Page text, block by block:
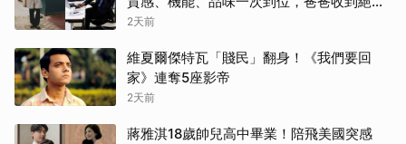
天天用
2天前
維夏爾傑特瓦「賤民」翻身！《我們要回
家》連奪5座影帝
2天前
蔣雅淇18歲帥兒高中畢業！陪飛美國突感